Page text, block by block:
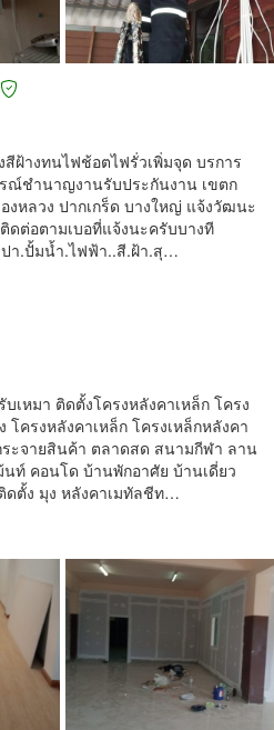
ฝ้างทนไฟช้อตไฟรั่วเพิ่มจุด บรการ
รณ์ชำนาญงานรับประกันงาน เขตก
หลวง ปากเกร็ด บางใหญ่ แจ้งวัฒนะ
ดต่อตามเบอที่แจ้งนะครับบางที
า.ปั้มน้ำ.ไฟฟ้า..สี.ฝ้า.สุ…
เหมา ติดตั้งโครงหลังคาเหล็ก โครง
ครงหลังคาเหล็ก โครงเหล็กหลังคา
ะจายสินค้า ตลาดสด สนามกีฬา ลาน
นท์ คอนโด บ้านพักอาศัย บ้านเดี่ยว
ดตั้ง มุง หลังคาเมทัลชีท…